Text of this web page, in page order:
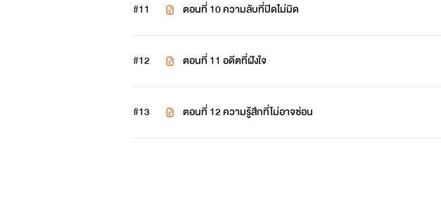
#11 ตอนที่ 10 ความลับที่ปิดไม่มิด
#12 ตอนที่ 11 อดีตที่ฝังใจ
#13 ตอนที่ 12 ความรู้สึกที่ไม่อาจซ่อน